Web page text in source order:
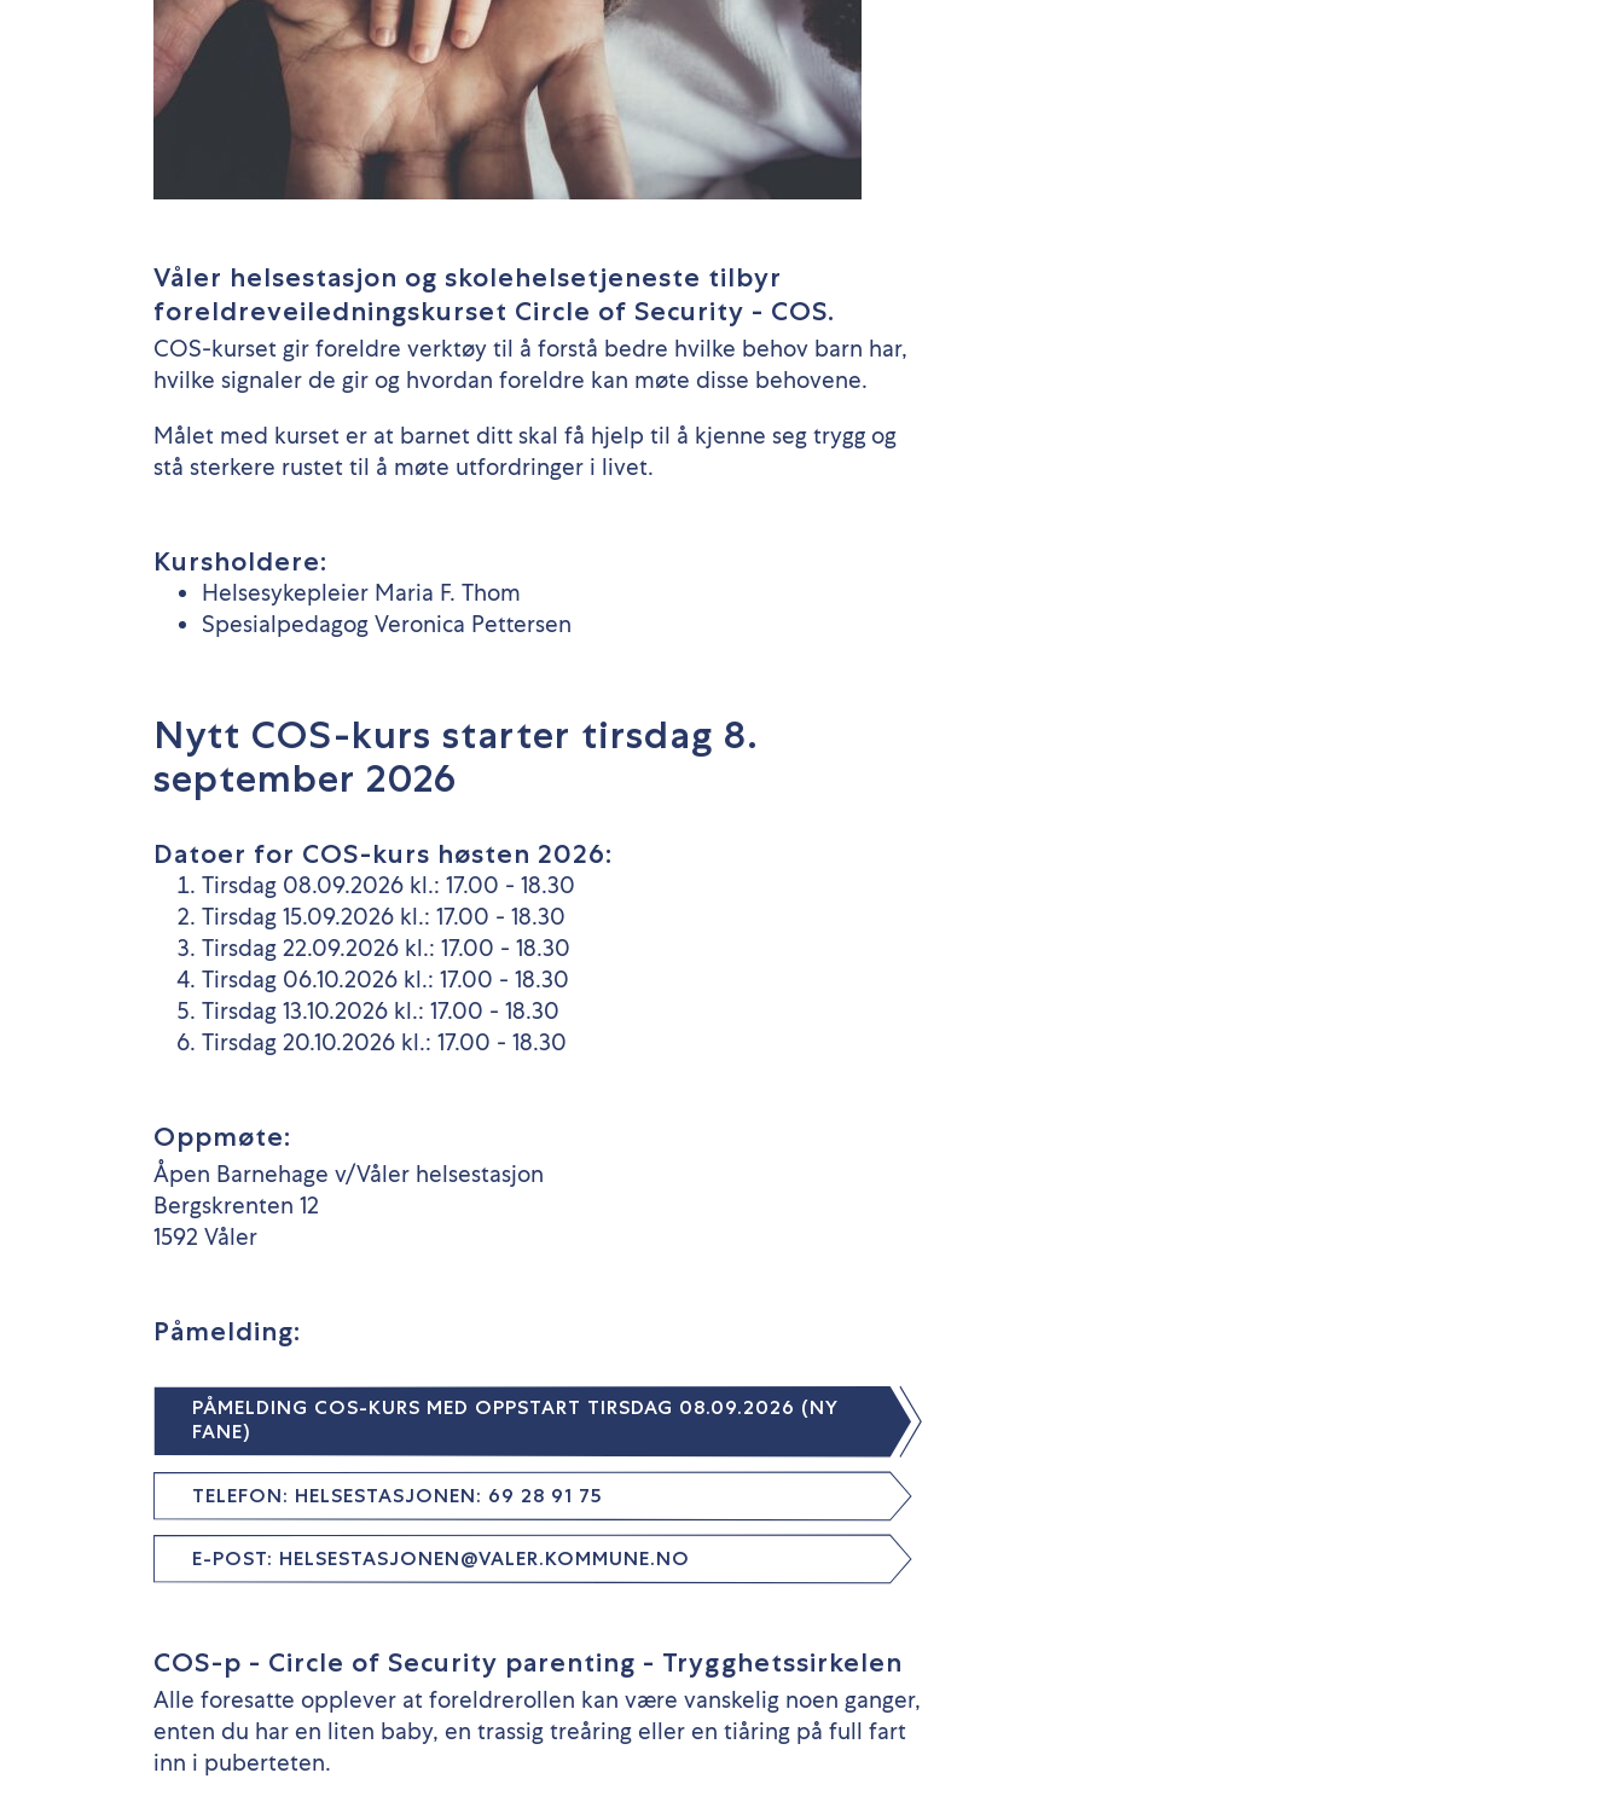
Våler helsestasjon og skolehelsetjeneste tilbyr
foreldreveiledningskurset Circle of Security - COS.
COS-kurset gir foreldre verktøy til å forstå bedre hvilke behov barn har,
hvilke signaler de gir og hvordan foreldre kan møte disse behovene.
Målet med kurset er at barnet ditt skal få hjelp til å kjenne seg trygg og
stå sterkere rustet til å møte utfordringer i livet.
Kursholdere:
Helsesykepleier Maria F. Thom
Spesialpedagog Veronica Pettersen
Nytt COS-kurs starter tirsdag 8.
september 2026
Datoer for COS-kurs høsten 2026:
Tirsdag 08.09.2026 kl.: 17.00 - 18.30
Tirsdag 15.09.2026 kl.: 17.00 - 18.30
Tirsdag 22.09.2026 kl.: 17.00 - 18.30
Tirsdag 06.10.2026 kl.: 17.00 - 18.30
Tirsdag 13.10.2026 kl.: 17.00 - 18.30
Tirsdag 20.10.2026 kl.: 17.00 - 18.30
Oppmøte:
Åpen Barnehage v/Våler helsestasjon
Bergskrenten 12
1592 Våler
Påmelding:
PÅMELDING COS-KURS MED OPPSTART TIRSDAG 08.09.2026 (NY
FANE)
TELEFON: HELSESTASJONEN: 69 28 91 75
E-POST: HELSESTASJONEN@VALER.KOMMUNE.NO
COS-p - Circle of Security parenting - Trygghetssirkelen
Alle foresatte opplever at foreldrerollen kan være vanskelig noen ganger,
enten du har en liten baby, en trassig treåring eller en tiåring på full fart
inn i puberteten.